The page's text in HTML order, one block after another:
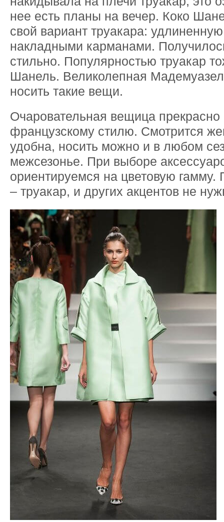
нее есть планы на вечер. Коко
свой вариант труакара:
накладными карманами.
стильно. Популярностью труакар
Шанель. Великолепная
носить такие вещи.
Очаровательная вещица прекрасно
французскому стилю. Смотрится
удобна, носить можно и в любом
межсезонье. При выборе
ориентируемся на цветовую гамму.
– труакар, и других акцентов не